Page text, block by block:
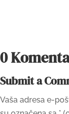
0
Submit a
Vaša adresa e-